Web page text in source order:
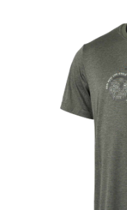
1.本服務係由「台灣大哥大
用戶於交易時，得透過本服
買賣價金債權讓與本公司後
2.基於同意付款使用「大哥
資料（包含姓名、電話或地
由本公司與您本人進行分期
3.完整用戶服務條款，請詳閱
ATM／網路銀行／等多元方
※ 請注意：結帳手續完成當
購買商品的店家。未經商家
後付繳納相關費用。
※ 交易是否成功請以「
是否繳費成功／繳費後需取
客戶支援中心」
https://
１．透過由恩沛科技股份有
易，需依本服務之必要範圍
２．關於個人資料處理事宜，
３．未成年的使用者請事先
每筆NT$60，滿NT$799(
每筆NT$100，滿NT$799(
付款後門市自取
每筆NT$130，滿